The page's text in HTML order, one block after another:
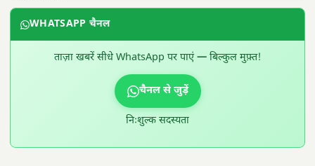
WHATSAPP चैनल
ताज़ा खबरें सीधे WhatsApp पर पाएं — बिल्कुल मुफ़्त!
चैनल से जुड़ें
निःशुल्क सदस्यता